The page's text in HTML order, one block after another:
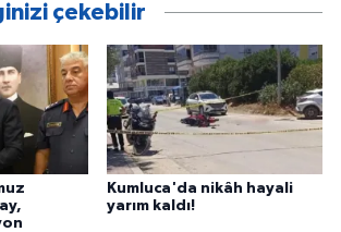
çekebilir
Kumluca'da nikâh hayali
yarım kaldı!